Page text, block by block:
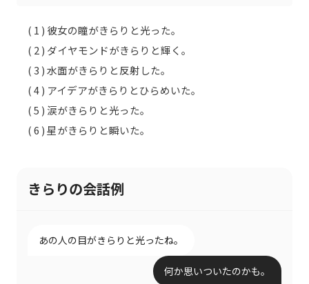
( 1 ) 彼女の瞳がきらりと光った。
( 2 ) ダイヤモンドがきらりと輝く。
( 3 ) 水面がきらりと反射した。
( 4 ) アイデアがきらりとひらめいた。
( 5 ) 涙がきらりと光った。
( 6 ) 星がきらりと瞬いた。
きらりの会話例
あの人の目がきらりと光ったね。
何か思いついたのかも。